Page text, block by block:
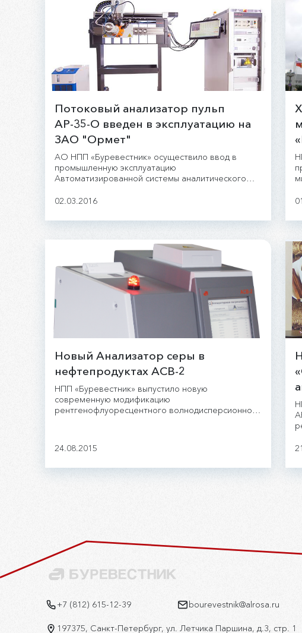
Потоковый анализатор пульп
АР-35-О введен в эксплуатацию на
ЗАО "Ормет"
АО НПП «Буревестник» осуществило ввод в
промышленную эксплуатацию
Автоматизированной системы аналитического
потокового анализатора пульп АР-35-О.
02.03.2016
Новый Анализатор серы в
нефтепродуктах АСВ-2
НПП «Буревестник» выпустило новую
современную модификацию
рентгенофлуоресцентного волнодисперсионного
24.08.2015
+7 (812) 615-12-39 bourevestnik@alrosa.ru
197375, Санкт-Петербург, ул. Летчика Паршина, д.3, стр. 1